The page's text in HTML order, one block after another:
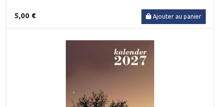
5,00 € Ajouter au panier